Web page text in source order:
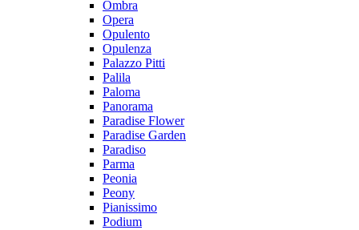
Ombra
Opera
Opulento
Opulenza
Palazzo Pitti
Palila
Paloma
Panorama
Paradise Flower
Paradise Garden
Paradiso
Parma
Peonia
Peony
Pianissimo
Podium